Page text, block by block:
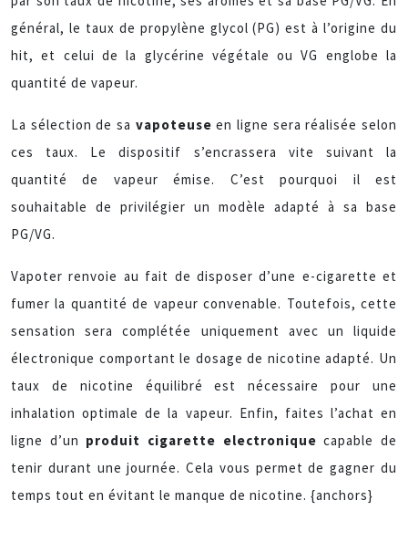
général, le taux de propylène glycol (PG) est à l’origine du
hit, et celui de la glycérine végétale ou VG englobe la
quantité de vapeur.
La sélection de sa vapoteuse en ligne sera réalisée selon
ces taux. Le dispositif s’encrassera vite suivant la
quantité de vapeur émise. C’est pourquoi il est
souhaitable de privilégier un modèle adapté à sa base
PG/VG.
Vapoter renvoie au fait de disposer d’une e-cigarette et
fumer la quantité de vapeur convenable. Toutefois, cette
sensation sera complétée uniquement avec un liquide
électronique comportant le dosage de nicotine adapté. Un
taux de nicotine équilibré est nécessaire pour une
inhalation optimale de la vapeur. Enfin, faites l’achat en
ligne d’un produit cigarette electronique capable de
tenir durant une journée. Cela vous permet de gagner du
temps tout en évitant le manque de nicotine. {anchors}